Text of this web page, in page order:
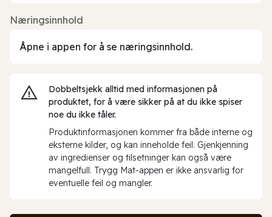
Næringsinnhold
Åpne i appen for å se næringsinnhold.
Dobbeltsjekk alltid med informasjonen på
produktet, for å være sikker på at du ikke spiser
noe du ikke tåler.
Produktinformasjonen kommer fra både interne og
eksterne kilder, og kan inneholde feil. Gjenkjenning
av ingredienser og tilsetninger kan også være
mangelfull. Trygg Mat-appen er ikke ansvarlig for
eventuelle feil og mangler.